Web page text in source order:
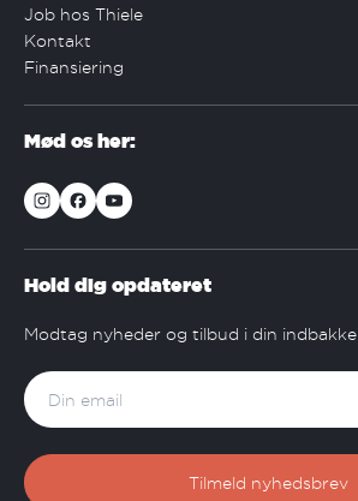
Job hos Thiele
Kontakt
Finansiering
Mød os her:
Hold dig opdateret
Modtag nyheder og tilbud i din indbakke.